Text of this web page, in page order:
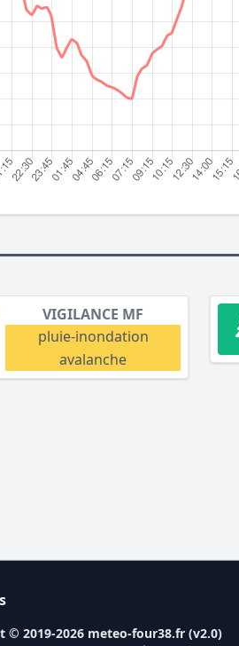
VIGILANCE MF
pluie-inondation
avalanche
© 2019-2026 meteo-four38.fr (v2.0)